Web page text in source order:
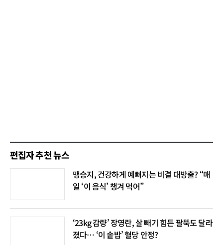
편집자 추천 뉴스
맹승지, 건강하게 예뻐지는 비결 대방출? “매
일 ‘이 음식’ 챙겨 먹어”
‘23kg 감량’ 장영란, 살 빼기 힘든 팔뚝도 달라
졌다… ‘이 솥밥’ 혈당 안정?